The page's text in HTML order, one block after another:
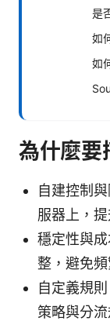
是
如
如
為什麼要
自建控制
服器上，
穩定性與
整，避免
自定義規
策略與分流